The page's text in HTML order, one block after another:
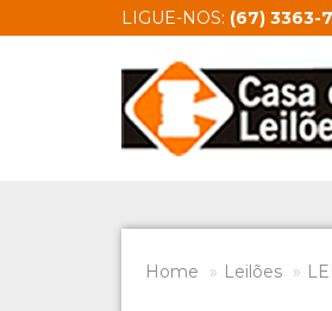
LIGUE-NOS: (67) 3363-
Home Leilões